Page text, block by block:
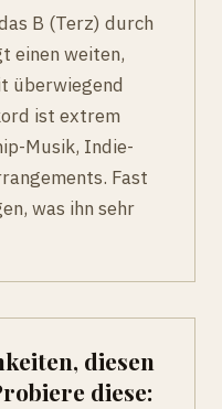
B (Terz) durch
einen weiten,
überwiegend
ist extrem
Musik, Indie-
Fast
was ihn sehr
diesen
diese: